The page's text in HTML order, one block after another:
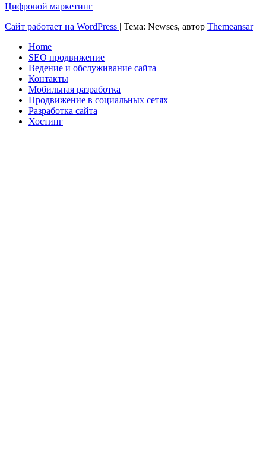
Цифровой маркетинг
Сайт работает на WordPress | Тема: Newses, автор Themeansar
Home
SEO продвижение
Ведение и обслуживание сайта
Контакты
Мобильная разработка
Продвижение в социальных сетях
Разработка сайта
Хостинг